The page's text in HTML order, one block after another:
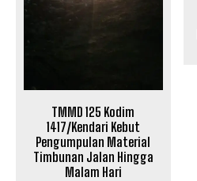
TMMD 125 Kodim
1417/Kendari Kebut
Pengumpulan Material
Timbunan Jalan Hingga
Malam Hari